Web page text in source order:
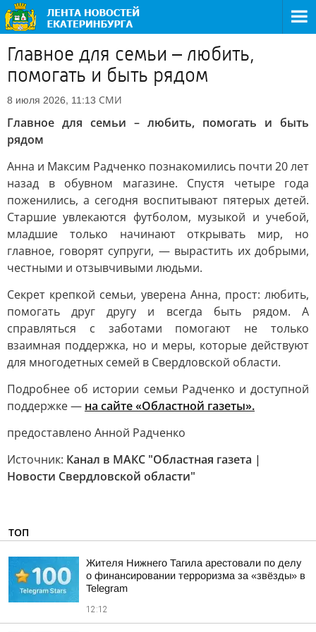
Главное для семьи – любить,
помогать и быть рядом
8 июля 2026, 11:13 СМИ
Главное для семьи – любить, помогать и быть
рядом
Анна и Максим Радченко познакомились почти 20 лет
назад в обувном магазине. Спустя четыре года
поженились, а сегодня воспитывают пятерых детей.
Старшие увлекаются футболом, музыкой и учебой,
младшие только начинают открывать мир, но
главное, говорят супруги, — вырастить их добрыми,
честными и отзывчивыми людьми.
Секрет крепкой семьи, уверена Анна, прост: любить,
помогать друг другу и всегда быть рядом. А
справляться с заботами помогают не только
взаимная поддержка, но и меры, которые действуют
для многодетных семей в Свердловской области.
Подробнее об истории семьи Радченко и доступной
поддержке — на сайте «Областной газеты».
предоставлено Анной Радченко
Источник: Канал в МАКС "Областная газета |
Новости Свердловской области"
ТОП
Жителя Нижнего Тагила арестовали по делу
о финансировании терроризма за «звёзды» в
Telegram
12:12